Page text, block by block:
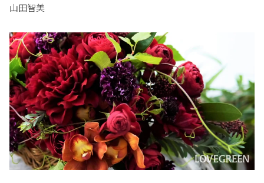
山田智美